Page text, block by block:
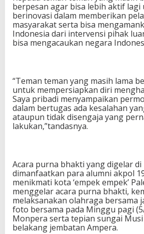
berpesan agar bisa lebih aktif lagi
berinovasi dalam memberikan
masyarakat serta bisa
Indonesia dari intervensi pihak
bisa mengacaukan negara
“Teman teman yang masih lama
untuk mempersiapkan diri
Saya pribadi menyampaikan
dalam bertugas ada kesalahan
ataupun tidak disengaja yang
lakukan,”tandasnya.
Acara purna bhakti yang digelar di
dimanfaatkan para alumni akpol
menikmati kota ‘empek empek’
menggelar acara purna bhakti,
melaksanakan olahraga bersama
foto bersama pada Minggu pagi
Monpera serta tepian sungai
belakang jembatan Ampera.